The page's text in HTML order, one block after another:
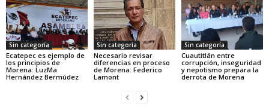
Sin categoría
Ecatepec es ejemplo de
los principios de
Morena: LuzMa
Hernández Bermúdez
Sin categoría
Necesario revisar
diferencias en proceso
de Morena: Federico
Lamont
Sin categoría
Cuautitlán entre
corrupción, inseguridad
y nepotismo prepara la
derrota de Morena